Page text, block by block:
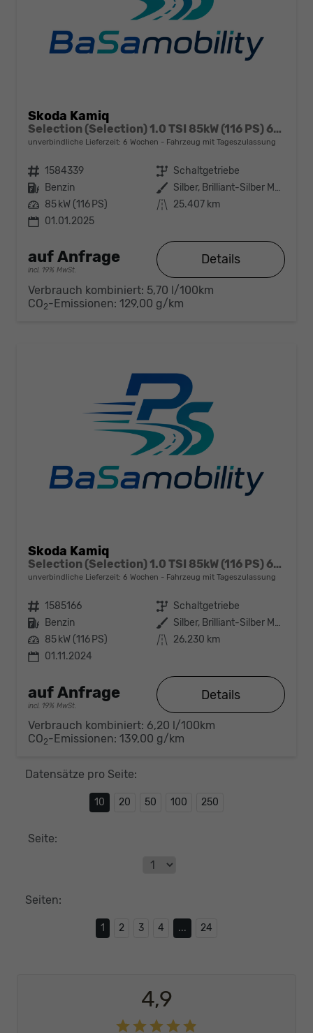
Skoda Kamiq
Selection (Selection) 1.0 TSI 85kW (116 PS) 6-Gang Schaltgetriebe
unverbindliche Lieferzeit: 6 Wochen Fahrzeug mit Tageszulassung
Fahrzeugnr. 1584339 Getriebe Schaltgetriebe
Kraftstoff Benzin Außenfarbe
Silber, Brilliant-Silber Metallic (8E)
Leistung 85 kW (116 PS) Kilometerstand 25.407 km
01.01.2025
auf Anfrage
incl. 19% MwSt.
Details
Verbrauch kombiniert: 5,70 l/100km
CO2-Emissionen: 129,00 g/km
Skoda Kamiq
Selection (Selection) 1.0 TSI 85kW (116 PS) 6-Gang Schaltgetriebe
unverbindliche Lieferzeit: 6 Wochen Fahrzeug mit Tageszulassung
Fahrzeugnr. 1585166 Getriebe Schaltgetriebe
Kraftstoff Benzin Außenfarbe
Silber, Brilliant-Silber Metallic (8E)
Leistung 85 kW (116 PS) Kilometerstand 26.230 km
01.11.2024
auf Anfrage
incl. 19% MwSt.
Details
Verbrauch kombiniert: 6,20 l/100km
CO2-Emissionen: 139,00 g/km
Datensätze pro Seite:
10 20 50 100 250
Seite:
Seiten:
1 2 3 4 ... 24
4,9